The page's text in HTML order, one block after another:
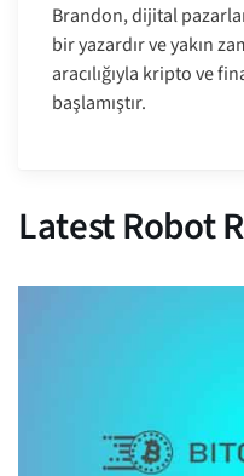
Brandon, dijital
bir yazardır ve yakın
aracılığıyla kripto ve
başlamıştır.
Latest Robot